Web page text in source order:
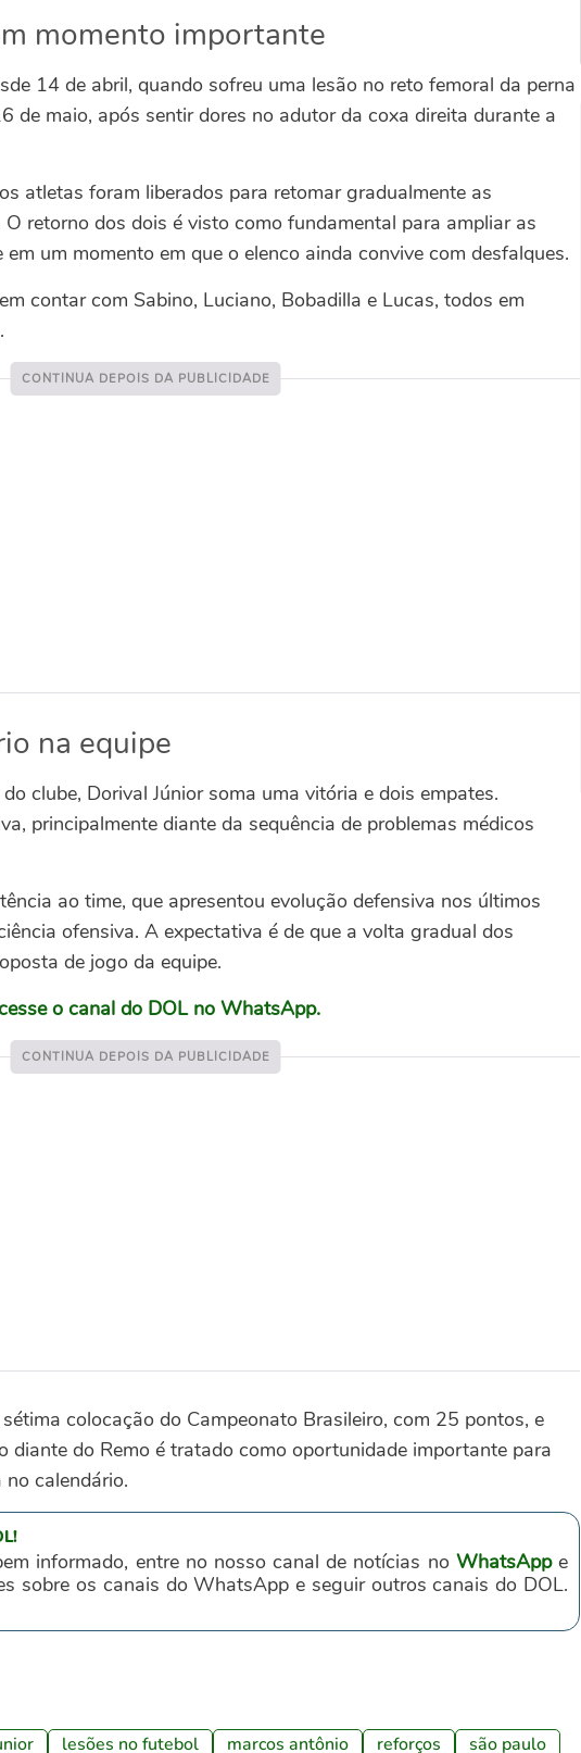
momento importante
14 de abril, quando sofreu uma lesão no reto femoral da perna
de maio, após sentir dores no adutor da coxa direita durante a
atletas foram liberados para retomar gradualmente as
retorno dos dois é visto como fundamental para ampliar as
um momento em que o elenco ainda convive com desfalques.
contar com Sabino, Luciano, Bobadilla e Lucas, todos em
na equipe
clube, Dorival Júnior soma uma vitória e dois empates.
principalmente diante da sequência de problemas médicos
ao time, que apresentou evolução defensiva nos últimos
ofensiva. A expectativa é de que a volta gradual dos
de jogo da equipe.
o canal do DOL no WhatsApp.
colocação do Campeonato Brasileiro, com 25 pontos, e
diante do Remo é tratado como oportunidade importante para
calendário.
informado, entre no nosso canal de notícias no WhatsAppe
sobre os canais do WhatsApp e seguir outros canais do DOL.
lesões no futebol marcos antônio reforços são paulo